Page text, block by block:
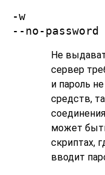
-w
--no-password
Не
сервер
и пароль
средств,
может
скриптах,
вводит